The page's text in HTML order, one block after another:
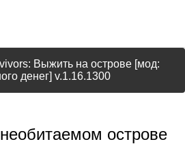
Выжить на острове [мод:
денег] v.1.16.1300
острове